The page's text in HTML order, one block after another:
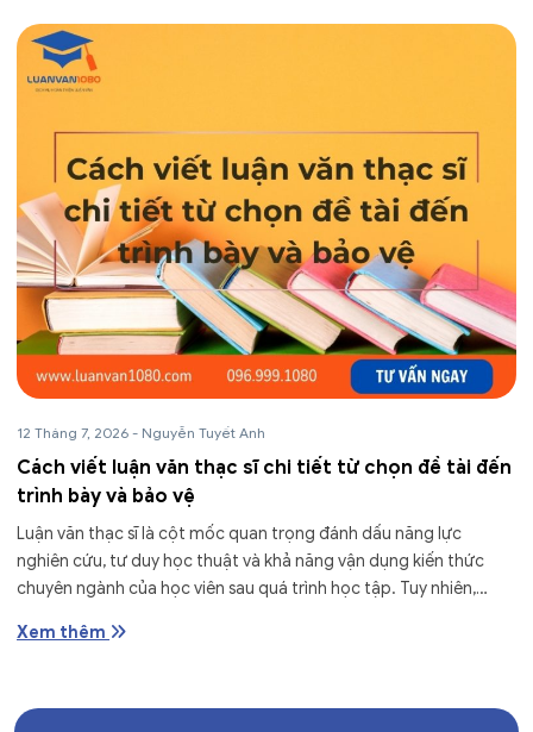
12 Tháng 7, 2026 - Nguyễn Tuyết Anh
Cách viết luận văn thạc sĩ chi tiết từ chọn đề tài đến
trình bày và bảo vệ
Luận văn thạc sĩ là cột mốc quan trọng đánh dấu năng lực
nghiên cứu, tư duy học thuật và khả năng vận dụng kiến thức
chuyên ngành của học viên sau quá trình học tập. Tuy nhiên,
Xem thêm